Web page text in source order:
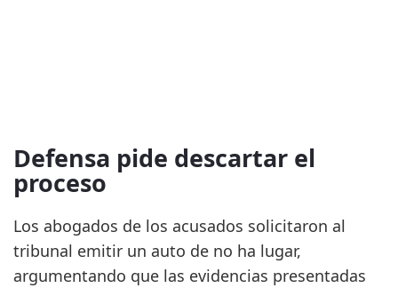
Defensa pide descartar el
proceso
Los abogados de los acusados solicitaron al
tribunal emitir un auto de no ha lugar,
argumentando que las evidencias presentadas